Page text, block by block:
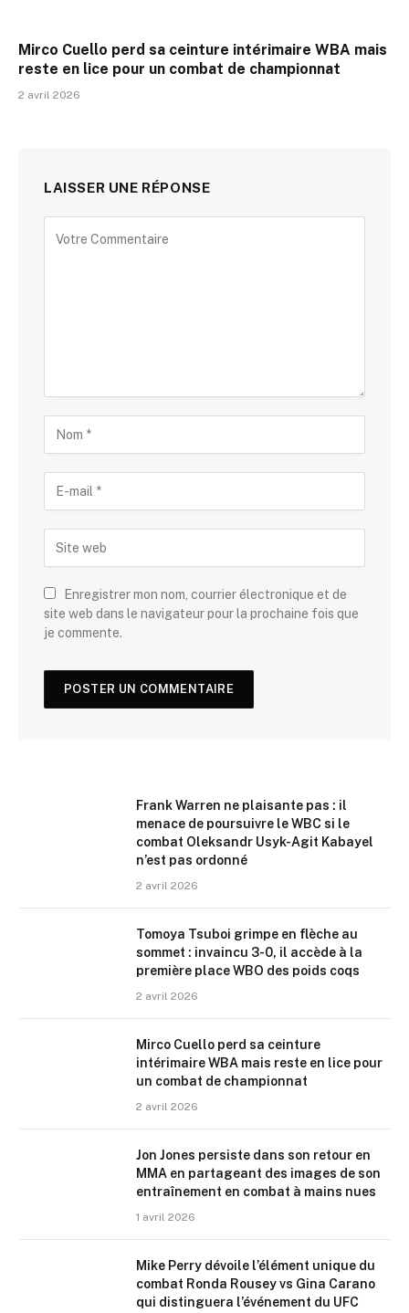
Mirco Cuello perd sa ceinture intérimaire WBA mais
reste en lice pour un combat de championnat
2 avril 2026
LAISSER UNE RÉPONSE
Enregistrer mon nom, courrier électronique et de
site web dans le navigateur pour la prochaine fois que
je commente.
Frank Warren ne plaisante pas : il
menace de poursuivre le WBC si le
combat Oleksandr Usyk-Agit Kabayel
n’est pas ordonné
2 avril 2026
Tomoya Tsuboi grimpe en flèche au
sommet : invaincu 3-0, il accède à la
première place WBO des poids coqs
2 avril 2026
Mirco Cuello perd sa ceinture
intérimaire WBA mais reste en lice pour
un combat de championnat
2 avril 2026
Jon Jones persiste dans son retour en
MMA en partageant des images de son
entraînement en combat à mains nues
1 avril 2026
Mike Perry dévoile l’élément unique du
combat Ronda Rousey vs Gina Carano
qui distinguera l’événement du UFC